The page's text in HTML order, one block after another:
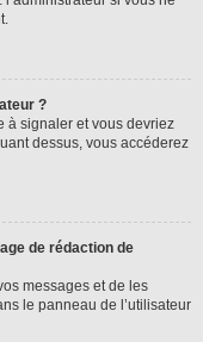
?
à signaler et vous devriez
dessus, vous accéderez
de rédaction de
messages et de les
le panneau de l’utilisateur